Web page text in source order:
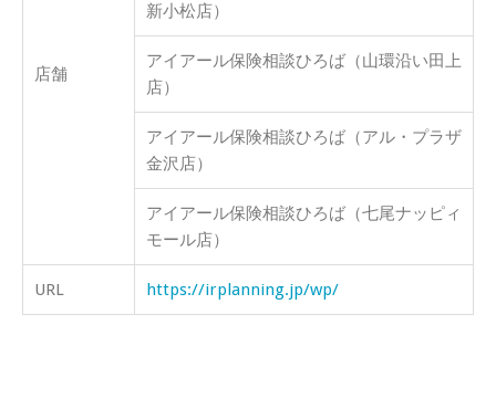
店舗
新小松店）
アイアール保険相談ひろば（山環沿い田上
店）
アイアール保険相談ひろば（アル・プラザ
金沢店）
アイアール保険相談ひろば（七尾ナッピィ
モール店）
URL https://irplanning.jp/wp/